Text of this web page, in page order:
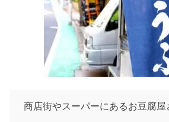
商店街やスーパーにあるお豆腐屋